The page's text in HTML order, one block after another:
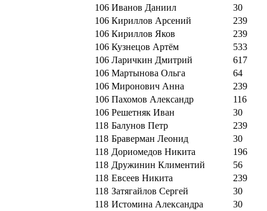
106 Иванов Даниил
30
106 Кириллов Арсений
239
106 Кириллов Яков
239
106 Кузнецов Артём
533
106 Ларичкин Дмитрий
617
106 Мартынова Ольга
64
106 Миронович Анна
239
106 Пахомов Александр
116
106 Решетняк Иван
30
118 Балунов Петр
239
118 Браверман Леонид
30
118 Дориомедов Никита
196
118 Дружинин Климентий
56
118 Евсеев Никита
239
118 Затягайлов Сергей
30
118 Истомина Александра
30